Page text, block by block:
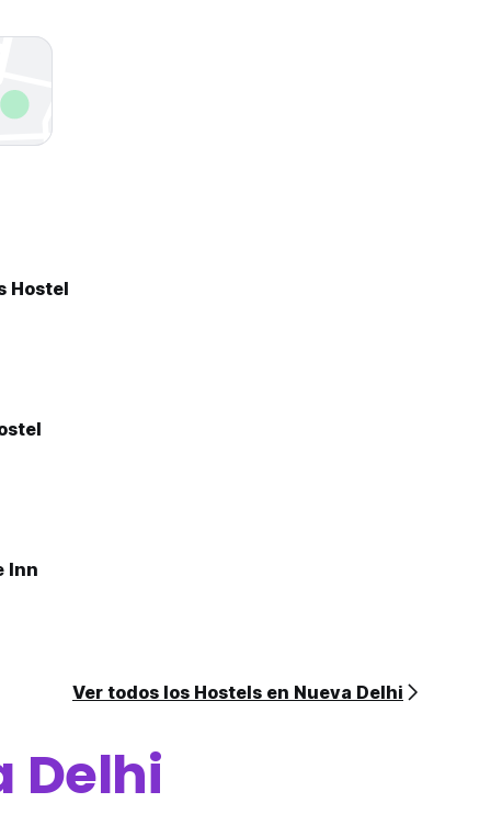
Hostel
Inn
Ver todos los Hostels en Nueva Delhi
Delhi